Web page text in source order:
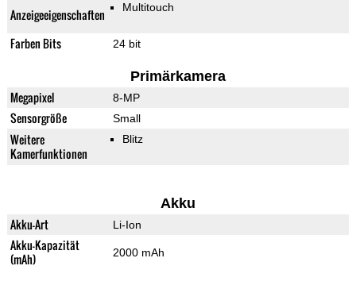
Anzeigeeigenschaften Multitouch
Farben Bits 24 bit
Primärkamera
Megapixel 8-MP
Sensorgröße Small
Weitere
Kamerfunktionen
Blitz
Akku
Akku-Art Li-Ion
Akku-Kapazität
(mAh)
2000 mAh